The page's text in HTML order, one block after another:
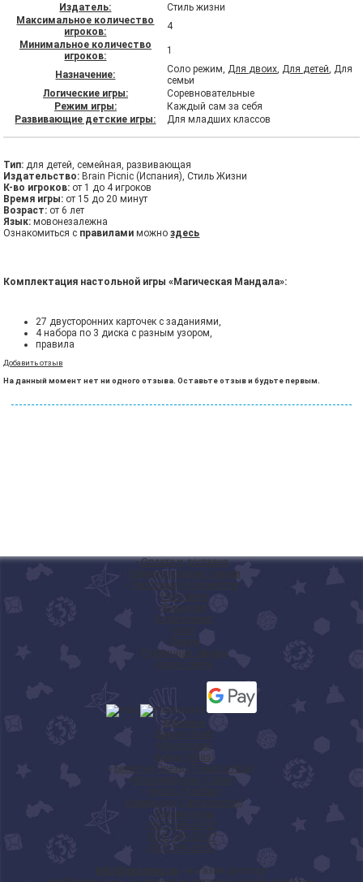
Издатель:
Стиль жизни
Максимальное количество
игроков:
4
Минимальное количество
игроков:
1
Назначение: Соло режим,Для двоих,Для детей, Для
семьи
Логические игры:
Соревновательные
Режим игры:
Каждый сам за себя
Развивающие детские игры:
Для младших классов
Тип: для детей, семейная, развивающая
Издательство: Brain Picnic (Испания), Стиль Жизни
К-во игроков: от 1 до 4 игроков
Время игры: от 15 до 20 минут
Возраст: от 6 лет
Язык: мовонезалежна
Ознакомиться с правилами можноздесь
Комплектация настольной игры «Магическая Мандала»:
27 двусторонних карточек с заданиями,
4 набора по 3 диска с разным узором,
правила
Добавить отзыв
На данный момент нет ни одного отзыва. Оставьте отзыв и будьте первым.
◦Оплата и доставка
Обмен и возврат товара
Программа лояльности
◦ Мой заказ
◦ Вакансии
Клуб Ігромаг
Блог
◦ Форум
Публичная оферта
Карта сайта
◦ Манчкин
Диксит (Dixit)
Монополия
Алиас (Alias)
◦ Билет на Поезд (Ticket to Ride)
◦ Колонизаторы (Catan)
Hasbro (Хасбро)
Каркассон (Carcassonne)
◦ Детские игры
(067) 589-03-97
(095) 589-03-97
(093) 589-03-97
info@igromag.ua - магазин Igromagг